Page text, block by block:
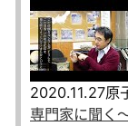
2020.11.27原
専門家に聞く